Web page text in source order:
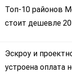
Топ-10 районов
стоит дешевле
Эскроу и
устроена оплата